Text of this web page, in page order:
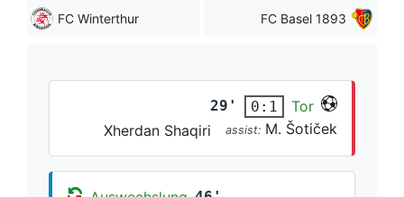
FC Winterthur FC Basel 1893
29' 0:1
Tor
Xherdan Shaqiri
assist: M. Šotiček